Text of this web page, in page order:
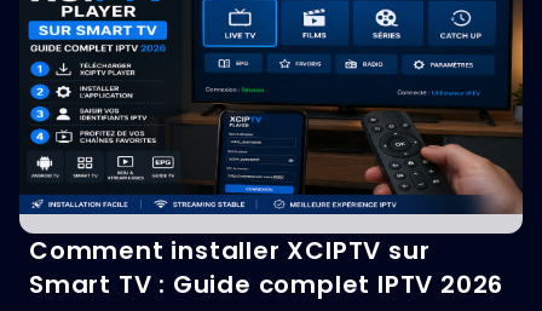
Comment installer XCIPTV sur
Smart TV : Guide complet IPTV 2026